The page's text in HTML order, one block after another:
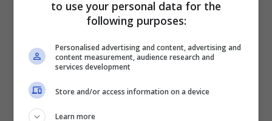
largo tra i top club italiani ed europei che
altissimo livello, proprio come il brasiliano.
È stato una delle colonne portanti
dell’Atalanta di Gian PieroGasperini,
unendo tanta qualità e tanta quantità e per
to use your personal data for the
following purposes:
Personalised advertising and content, advertising and
content measurement, audience research and
services development
Store and/or access information on a device
Learn more